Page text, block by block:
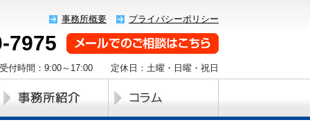
事務所概要 プライバシーポリシー
7975
受付時間：9:00～17:00 定休日：土曜・日曜・祝日